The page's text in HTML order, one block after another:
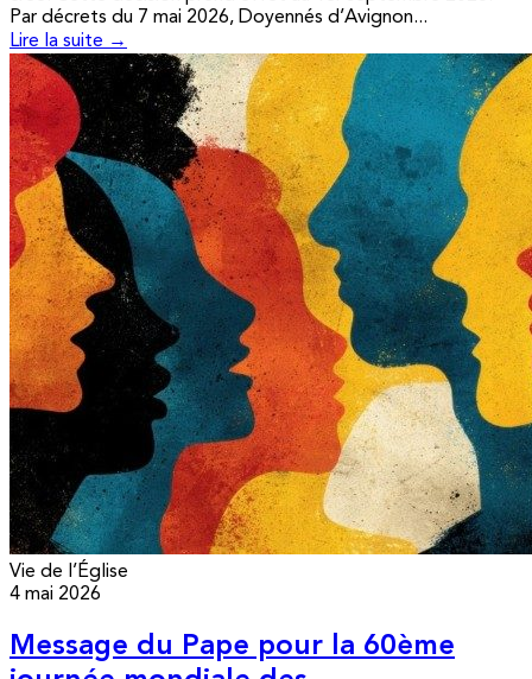
Par décrets du 7 mai 2026, Doyennés d’Avignon...
Lire la suite →
Vie de l’Église
4 mai 2026
Message du Pape pour la 60ème